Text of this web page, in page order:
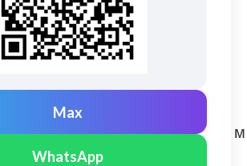
Max
WhatsApp
системы
системы Труба водосточная
водосточная Классика L=3м